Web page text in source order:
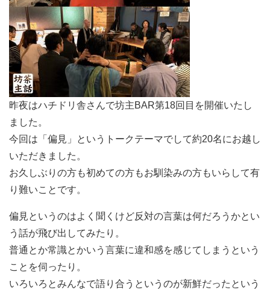
昨夜はハチドリ舎さんで坊主BAR第18回目を開催いたし
ました。
今回は「偏見」というトークテーマでして約20名にお越し
いただきました。
お久しぶりの方も初めての方もお馴染みの方もいらして有
り難いことです。
偏見というのはよく聞くけど反対の言葉は何だろうかとい
う話が飛び出してみたり。
普通とか常識とかいう言葉に違和感を感じてしまうという
ことを伺ったり。
いろいろとみんなで語り合うというのが新鮮だったという